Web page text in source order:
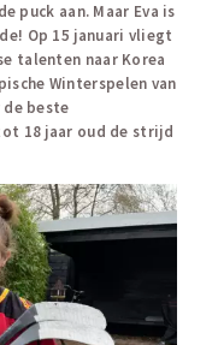
puck aan. Maar Eva is
Op 15 januari vliegt
talenten naar Korea
Winterspelen van
beste
18 jaar oud de strijd